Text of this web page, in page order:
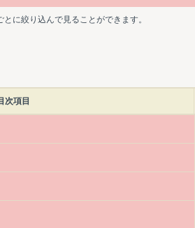
に絞り込んで見ることができます。
次項目